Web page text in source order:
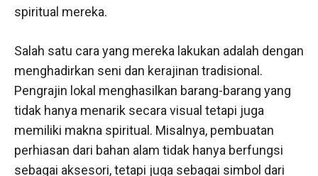
spiritual mereka.
Salah satu cara yang mereka lakukan adalah dengan
menghadirkan seni dan kerajinan tradisional.
Pengrajin lokal menghasilkan barang-barang yang
tidak hanya menarik secara visual tetapi juga
memiliki makna spiritual. Misalnya, pembuatan
perhiasan dari bahan alam tidak hanya berfungsi
sebagai aksesori, tetapi juga sebagai simbol dari